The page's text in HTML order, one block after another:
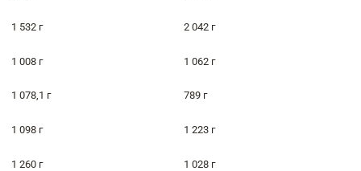
1 532 г 2 042 г
1 008 г 1 062 г
1 078,1 г 789 г
1 098 г 1 223 г
1 260 г 1 028 г